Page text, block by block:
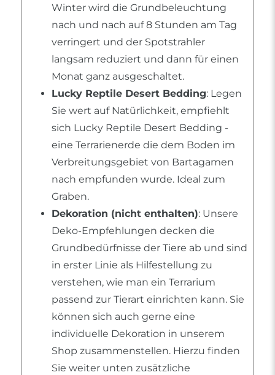
Winter wird die Grundbeleuchtung
nach und nach auf 8 Stunden am Tag
verringert und der Spotstrahler
langsam reduziert und dann für einen
Monat ganz ausgeschaltet.
Lucky Reptile Desert Bedding: Legen
Sie wert auf Natürlichkeit, empfiehlt
sich Lucky Reptile Desert Bedding -
eine Terrarienerde die dem Boden im
Verbreitungsgebiet von Bartagamen
nach empfunden wurde. Ideal zum
Graben.
Dekoration (nicht enthalten): Unsere
Deko-Empfehlungen decken die
Grundbedürfnisse der Tiere ab und sind
in erster Linie als Hilfestellung zu
verstehen, wie man ein Terrarium
passend zur Tierart einrichten kann. Sie
können sich auch gerne eine
individuelle Dekoration in unserem
Shop zusammenstellen. Hierzu finden
Sie weiter unten zusätzliche